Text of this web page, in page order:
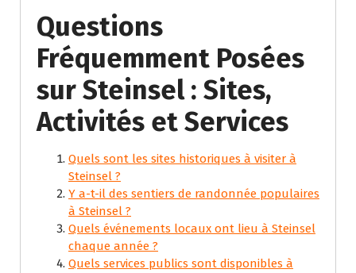
Questions
Fréquemment Posées
sur Steinsel : Sites,
Activités et Services
Quels sont les sites historiques à visiter à
Steinsel ?
Y a-t-il des sentiers de randonnée populaires
à Steinsel ?
Quels événements locaux ont lieu à Steinsel
chaque année ?
Quels services publics sont disponibles à